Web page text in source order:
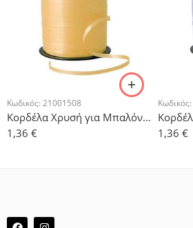
Κωδικός: 21001508
Κορδέλα Χρυσή για Μπαλόνια 500μ
1,36 €
Κωδικός:
1,36 €